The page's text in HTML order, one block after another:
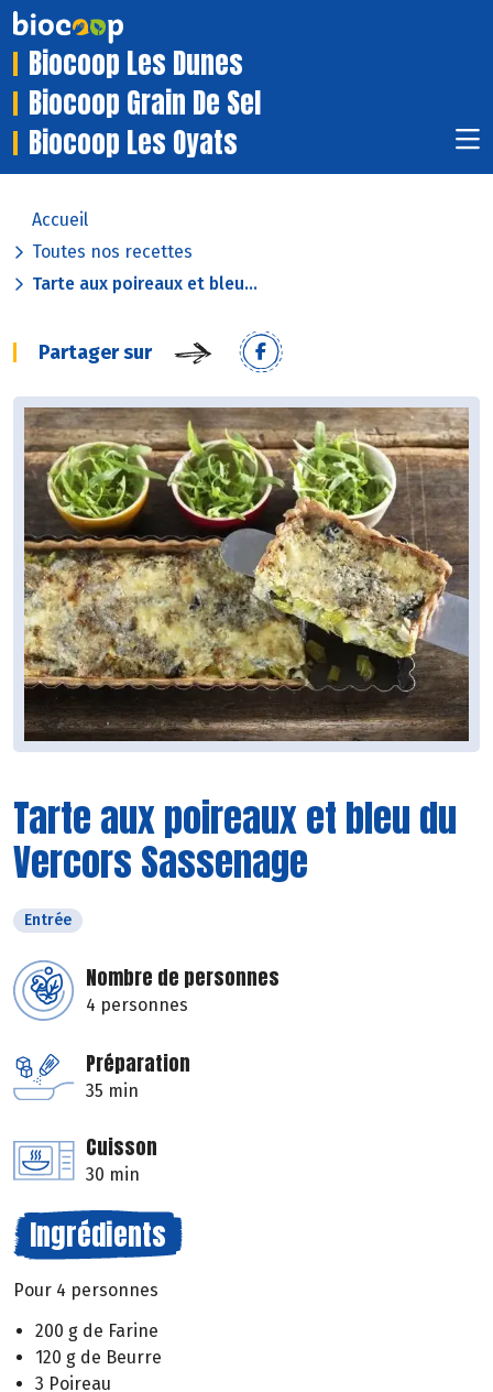
Biocoop Les Dunes
Biocoop Grain De Sel
Biocoop Les Oyats
Accueil
Toutes nos recettes
Tarte aux poireaux et bleu...
Partager sur
Tarte aux poireaux et bleu du
Vercors Sassenage
Entrée
Nombre de personnes
4 personnes
Préparation
35 min
Cuisson
30 min
Ingrédients
Pour 4 personnes
200 g de Farine
120 g de Beurre
3 Poireau